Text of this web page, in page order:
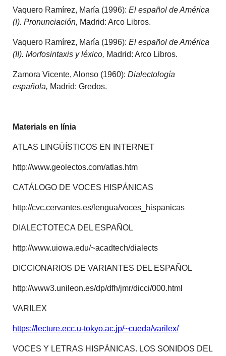
Vaquero Ramírez, María (1996):El español de América
(I). Pronunciación, Madrid: Arco Libros.
Vaquero Ramírez, María (1996):El español de América
(II). Morfosintaxis y léxico, Madrid: Arco Libros.
Zamora Vicente, Alonso (1960):Dialectología
española, Madrid: Gredos.
Materials en línia
ATLAS LINGÜÍSTICOS EN INTERNET
http://www.geolectos.com/atlas.htm
CATÁLOGO DE VOCES HISPÁNICAS
http://cvc.cervantes.es/lengua/voces_hispanicas
DIALECTOTECA DEL ESPAÑOL
http://www.uiowa.edu/~acadtech/dialects
DICCIONARIOS DE VARIANTES DEL ESPAÑOL
http://www3.unileon.es/dp/dfh/jmr/dicci/000.html
VARILEX
https://lecture.ecc.u-tokyo.ac.jp/~cueda/varilex/
VOCES Y LETRAS HISPÁNICAS. LOS SONIDOS DEL